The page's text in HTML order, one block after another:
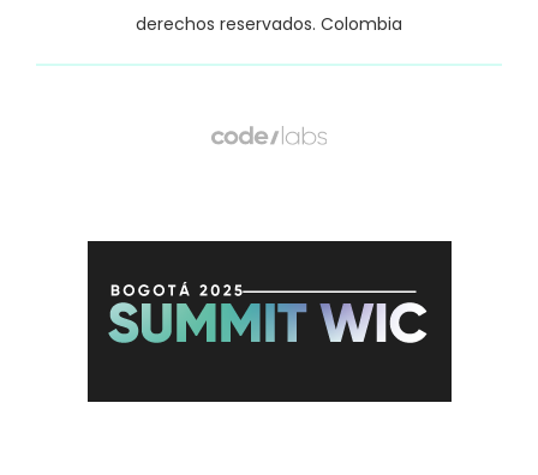
derechos reservados. Colombia